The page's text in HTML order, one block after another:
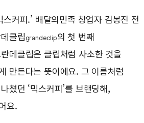
스커피.’ 배달의민족 창업자 김봉진 전
클립grandeclip의 첫 번째
데클립은 클립처럼 사소한 것을
만든다는 뜻이에요. 그 이름처럼
쳤던 ‘믹스커피’를 브랜딩해,
요.